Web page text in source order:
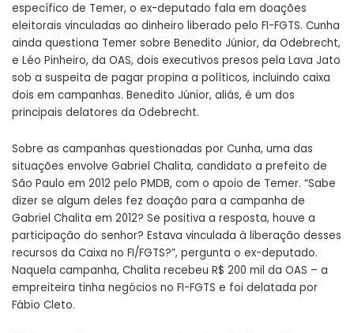
específico de Temer, o ex-deputado fala em doações
eleitorais vinculadas ao dinheiro liberado pelo FI-FGTS. Cunha
ainda questiona Temer sobre Benedito Júnior, da Odebrecht,
e Léo Pinheiro, da OAS, dois executivos presos pela Lava Jato
sob a suspeita de pagar propina a políticos, incluindo caixa
dois em campanhas. Benedito Júnior, aliás, é um dos
principais delatores da Odebrecht.
Sobre as campanhas questionadas por Cunha, uma das
situações envolve Gabriel Chalita, candidato a prefeito de
São Paulo em 2012 pelo PMDB, com o apoio de Temer. “Sabe
dizer se algum deles fez doação para a campanha de
Gabriel Chalita em 2012? Se positiva a resposta, houve a
participação do senhor? Estava vinculada à liberação desses
recursos da Caixa no FI/FGTS?”, pergunta o ex-deputado.
Naquela campanha, Chalita recebeu R$ 200 mil da OAS – a
empreiteira tinha negócios no FI-FGTS e foi delatada por
Fábio Cleto.